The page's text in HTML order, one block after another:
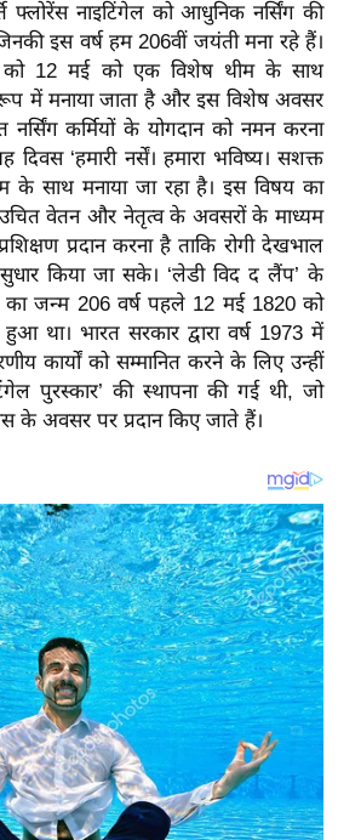
फ्लोरेंस नाइटिंगेल को आधुनिक नर्सिंग की
इस वर्ष हम 206वीं जयंती मना रहे हैं।
को 12 मई को एक विशेष थीम के साथ
के रूप में मनाया जाता है और इस विशेष अवसर
नर्सिंग कर्मियों के योगदान को नमन करना
‘हमारी नर्सें। हमारा भविष्य। सशक्त
के साथ मनाया जा रहा है। इस विषय का
उचित वेतन और नेतृत्व के अवसरों के माध्यम
प्रदान करना है ताकि रोगी देखभाल
किया जा सके। ‘लेडी विद द लैंप’ के
का जन्म 206 वर्ष पहले 12 मई 1820 को
था। भारत सरकार द्वारा वर्ष 1973 में
कार्यों को सम्मानित करने के लिए उन्हीं
पुरस्कार’ की स्थापना की गई थी, जो
के अवसर पर प्रदान किए जाते हैं।